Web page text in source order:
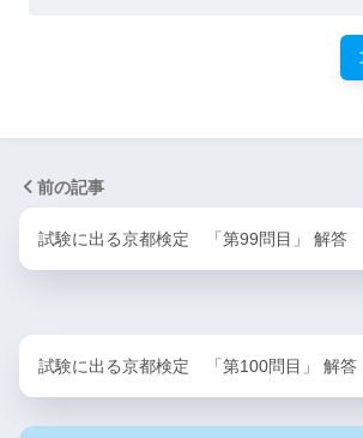
前の記事
試験に出る京都検定 「第99問目」 解答
試験に出る京都検定 「第100問目」 解答